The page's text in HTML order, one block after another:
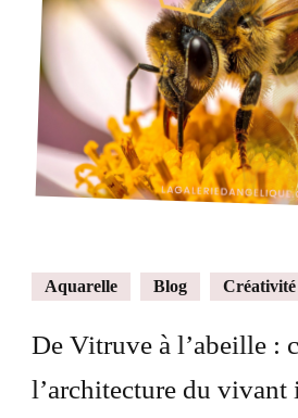
Aquarelle Blog Créativité
De Vitruve à l’abeille :
l’architecture du vivant